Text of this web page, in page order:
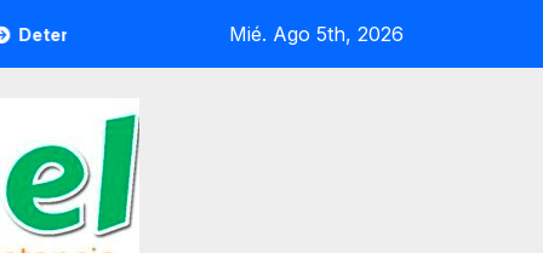
de generadores de violencia por extorsión, pilar de la
Mié. Ago 5th, 2026